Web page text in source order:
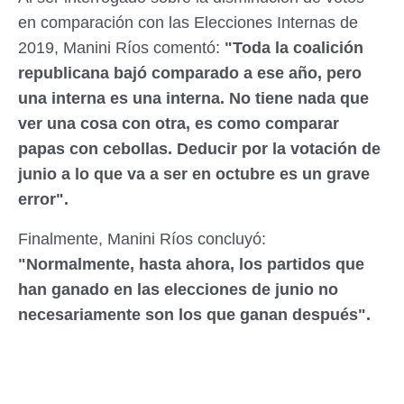
en comparación con las Elecciones Internas de
2019, Manini Ríos comentó: "Toda la coalición
republicana bajó comparado a ese año, pero
una interna es una interna. No tiene nada que
ver una cosa con otra, es como comparar
papas con cebollas. Deducir por la votación de
junio a lo que va a ser en octubre es un grave
error".
Finalmente, Manini Ríos concluyó:
"Normalmente, hasta ahora, los partidos que
han ganado en las elecciones de junio no
necesariamente son los que ganan después".